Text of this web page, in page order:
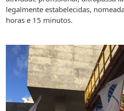
legalmente estabelecidas,
horas e 15 minutos.